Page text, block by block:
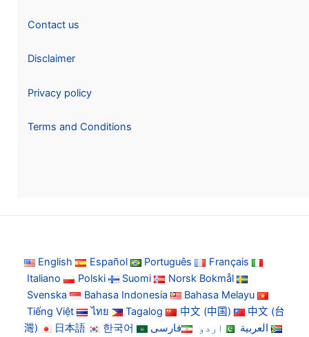
Contact us
Disclaimer
Privacy policy
Terms and Conditions
English Español Português
Français
Italiano
Polski Suomi
Norsk Bokmål
Svenska
Bahasa Indonesia
Bahasa Melayu
Tiếng Việt
ไทย Tagalog 中文 (中国)
中文 (台
灣)
日本語 한국어 العربية اردو
فارسی